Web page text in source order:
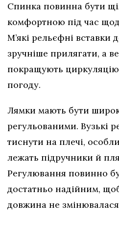
Спинка повинна бути
комфортною під час
М’які рельєфні вставки
зручніше прилягати, а
покращують циркуляцію
погоду.
Лямки мають бути
регульованими. Вузькі
тиснути на плечі,
лежать підручники й
Регулювання повинно
достатньо надійним,
довжина не